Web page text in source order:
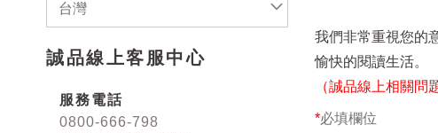
台灣
誠品線上客服中心
服務電話
0800-666-798
我們非常重視您的
愉快的閱讀生活。
（誠品線上相關問
*必填欄位